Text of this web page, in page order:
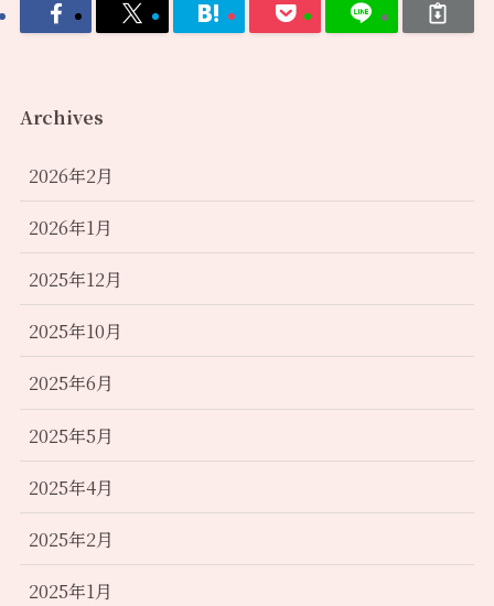
Archives
2026年2月
2026年1月
2025年12月
2025年10月
2025年6月
2025年5月
2025年4月
2025年2月
2025年1月